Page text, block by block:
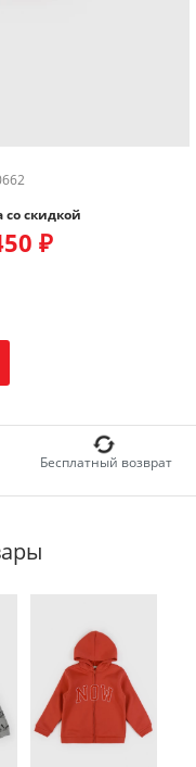
со скидкой
₽
Бесплатный возврат